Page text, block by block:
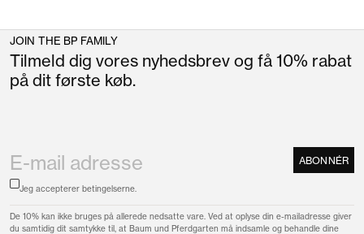
JOIN THE BP FAMILY
Tilmeld dig vores nyhedsbrev og få 10% rabat
på dit første køb.
ABONNÉR
Jeg accepterer betingelserne.
De 10% kan ikke bruges på allerede nedsatte vare. Ved at oplyse din e-mailadresse giver
du samtidig dit samtykke til, at Baum und Pferdgarten må indsamle og behandle dine